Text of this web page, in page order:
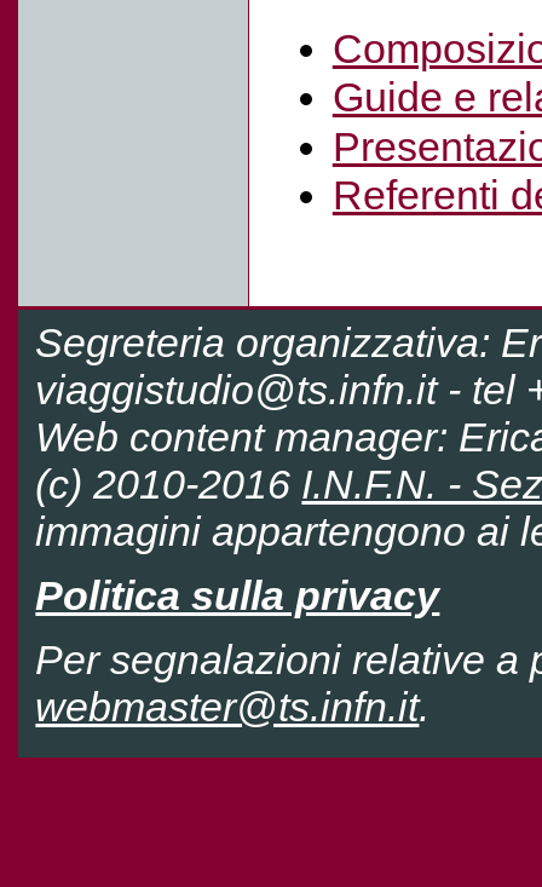
Guide e
Referenti
Segreteria organizzativa:
viaggistudio@ts.infn.it - tel
Web content manager:
(c) 2010-2016 I.N.F.N. -
immagini appartengono ai
Politica sulla privacy
Per segnalazioni relative a
webmaster@ts.infn.it.